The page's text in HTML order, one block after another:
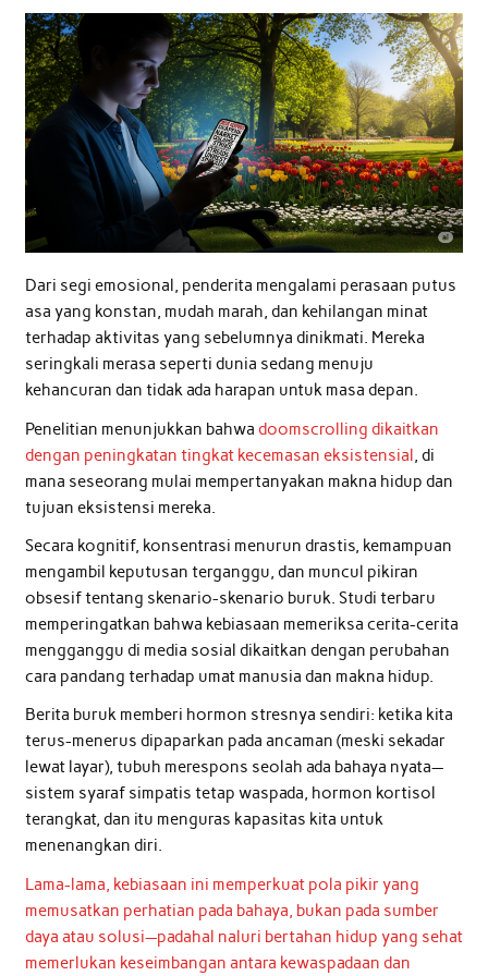
Dari segi emosional, penderita mengalami perasaan putus
asa yang konstan, mudah marah, dan kehilangan minat
terhadap aktivitas yang sebelumnya dinikmati. Mereka
seringkali merasa seperti dunia sedang menuju
kehancuran dan tidak ada harapan untuk masa depan.
Penelitian menunjukkan bahwa doomscrolling dikaitkan
dengan peningkatan tingkat kecemasan eksistensial, di
mana seseorang mulai mempertanyakan makna hidup dan
tujuan eksistensi mereka.
Secara kognitif, konsentrasi menurun drastis, kemampuan
mengambil keputusan terganggu, dan muncul pikiran
obsesif tentang skenario-skenario buruk. Studi terbaru
memperingatkan bahwa kebiasaan memeriksa cerita-cerita
mengganggu di media sosial dikaitkan dengan perubahan
cara pandang terhadap umat manusia dan makna hidup.
Berita buruk memberi hormon stresnya sendiri: ketika kita
terus-menerus dipaparkan pada ancaman (meski sekadar
lewat layar), tubuh merespons seolah ada bahaya nyata—
sistem syaraf simpatis tetap waspada, hormon kortisol
terangkat, dan itu menguras kapasitas kita untuk
menenangkan diri.
Lama-lama, kebiasaan ini memperkuat pola pikir yang
memusatkan perhatian pada bahaya, bukan pada sumber
daya atau solusi—padahal naluri bertahan hidup yang sehat
memerlukan keseimbangan antara kewaspadaan dan